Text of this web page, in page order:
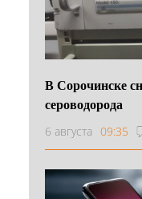
В Сорочинске
сероводорода
6 августа 09:35